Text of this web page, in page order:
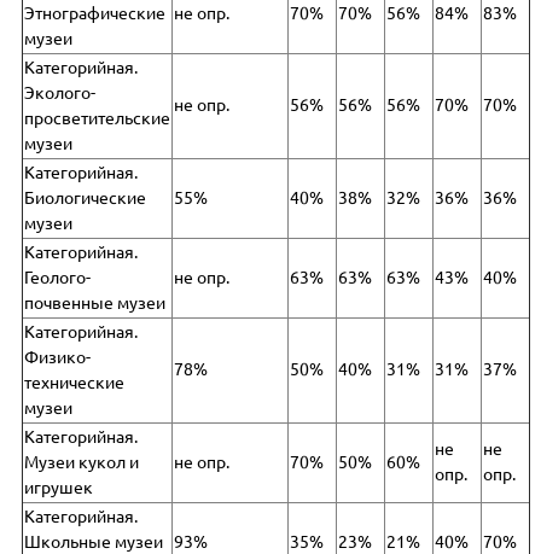
Этнографические
музеи
не опр. 70% 70% 56% 84% 83%
Категорийная.
Эколого-
просветительские
музеи
не опр. 56% 56% 56% 70% 70%
Категорийная.
Биологические
музеи
55% 40% 38% 32% 36% 36%
Категорийная.
Геолого-
почвенные музеи
не опр. 63% 63% 63% 43% 40%
Категорийная.
Физико-
технические
музеи
78% 50% 40% 31% 31% 37%
Категорийная.
Музеи кукол и
игрушек
не опр. 70% 50% 60%
не
опр.
не
опр.
Категорийная.
Школьные музеи 93% 35% 23% 21% 40% 70%